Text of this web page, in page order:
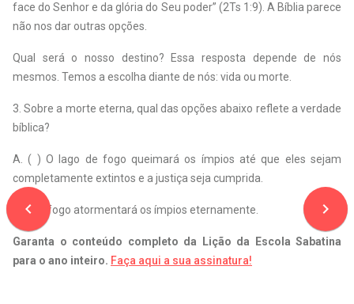
navigate_before
face do Senhor e da glória do Seu poder” (2Ts 1:9). A Bíblia parece
não nos dar outras opções.
Qual será o nosso destino? Essa resposta depende de nós
mesmos. Temos a escolha diante de nós: vida ou morte.
3. Sobre a morte eterna, qual das opções abaixo reflete a verdade
bíblica?
A. ( ) O lago de fogo queimará os ímpios até que eles sejam
completamente extintos e a justiça seja cumprida.
B. ( ) O fogo atormentará os ímpios eternamente.
Garanta o conteúdo completo da Lição da Escola Sabatina
para o ano inteiro. Faça aqui a sua assinatura!
navigate_next